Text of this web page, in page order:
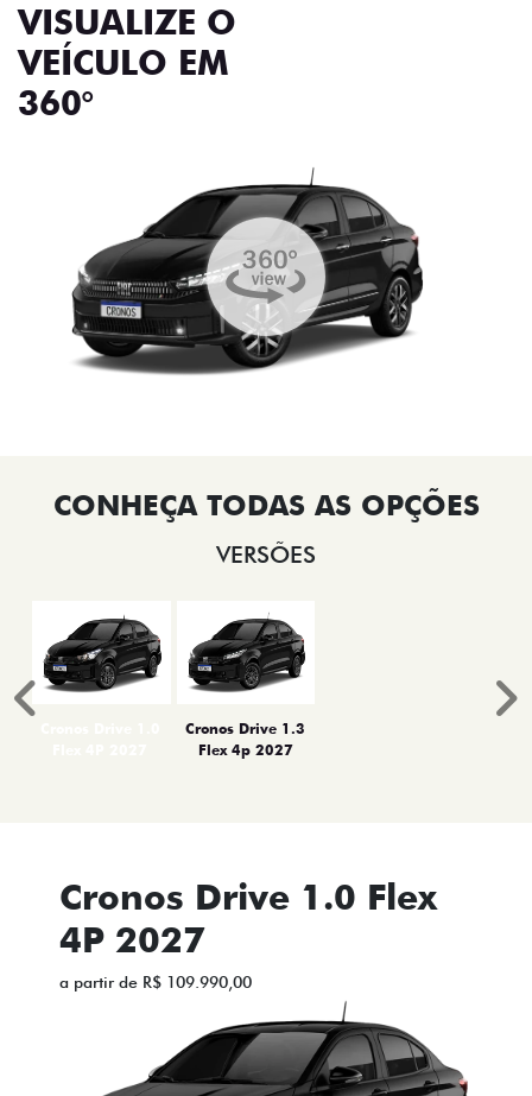
VISUALIZE O
VEÍCULO EM
360°
VERSÕES
Cronos Drive 1.3
Flex 4p 2027
Anterior
Cronos Drive 1.0 Flex
4P 2027
a partir de R$ 109.990,00